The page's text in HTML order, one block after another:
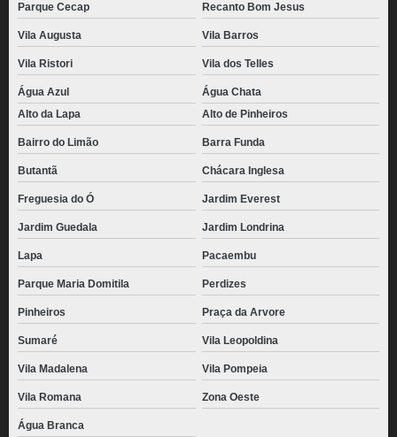
Parque Cecap Recanto Bom Jesus
Vila Augusta Vila Barros
Vila Ristori Vila dos Telles
Água Azul
Água Chata
Alto da Lapa
Alto de Pinheiros
Bairro do Limão Barra Funda
Butantã Chácara Inglesa
Freguesia do Ó Jardim Everest
Jardim Guedala Jardim Londrina
Lapa Pacaembu
Parque Maria Domitila Perdizes
Pinheiros Praça da Arvore
Sumaré Vila Leopoldina
Vila Madalena Vila Pompeia
Vila Romana Zona Oeste
Água Branca